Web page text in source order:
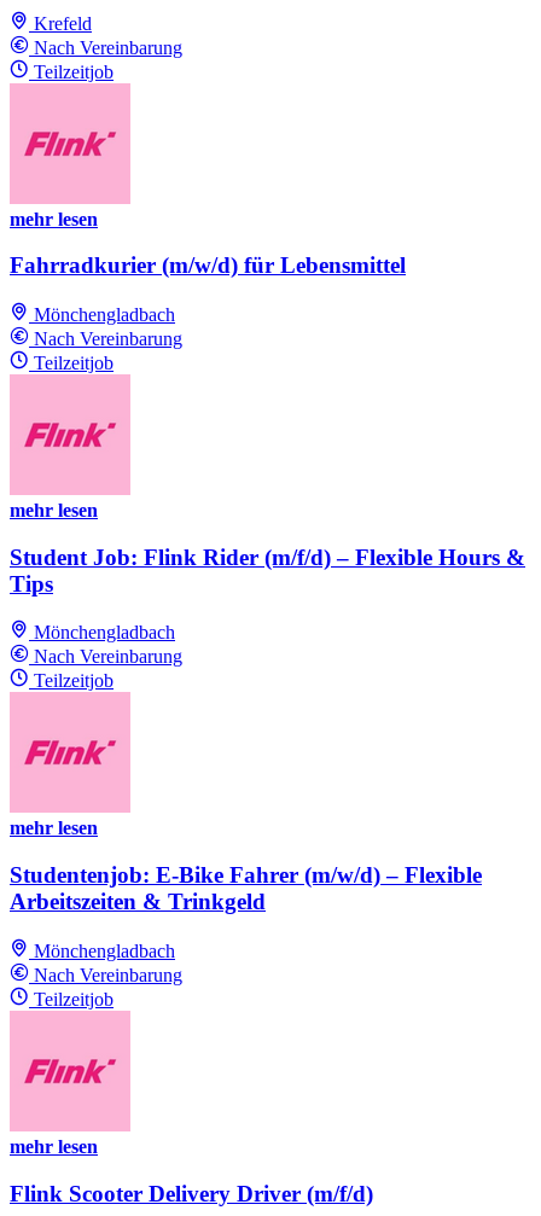
Krefeld
Nach Vereinbarung
Teilzeitjob
mehr lesen
Fahrradkurier (m/w/d) für Lebensmittel
Mönchengladbach
Nach Vereinbarung
Teilzeitjob
mehr lesen
Student Job: Flink Rider (m/f/d) – Flexible Hours &
Tips
Mönchengladbach
Nach Vereinbarung
Teilzeitjob
mehr lesen
Studentenjob: E-Bike Fahrer (m/w/d) – Flexible
Arbeitszeiten & Trinkgeld
Mönchengladbach
Nach Vereinbarung
Teilzeitjob
mehr lesen
Flink Scooter Delivery Driver (m/f/d)